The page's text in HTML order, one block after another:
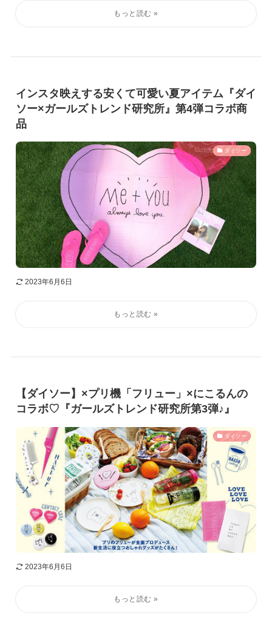
インスタ映えする安くて可愛い夏アイテム『ダイ
ソー×ガールズトレンド研究所』第4弾コラボ商
品
ダイソー
2023年6月6日
【ダイソー】×プリ機「フリュー」×にこるんの
コラボ♡『ガールズトレンド研究所第3弾♪』
ダイソー
2023年6月6日